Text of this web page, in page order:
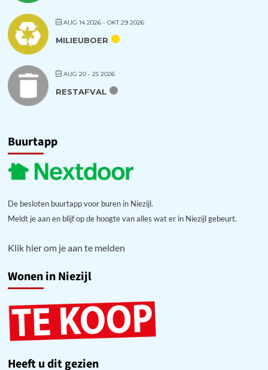
AUG 14 2026- OKT 29 2026
MILIEUBOER
AUG 20 - 25 2026
RESTAFVAL
Buurtapp
De besloten buurtapp voor buren in Niezijl.
Meldt je aan en blijf op de hoogte van alles wat er in Niezijl gebeurt.
Klik hier om je aan te melden
Wonen in Niezijl
Heeft u dit gezien